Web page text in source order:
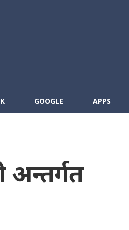
GOOGLE APPS